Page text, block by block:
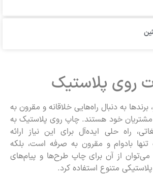
روی پلاستیک
به دنبال راه‌هایی خلاقانه و مقرون به
خود هستند. چاپ روی پلاستیک به
راه حلی ایده‌آل برای این نیاز ارائه
بادوام و مقرون به صرفه است، بلکه
می‌توان از آن برای چاپ طرح‌ها و پیام‌های
متنوع استفاده کرد.